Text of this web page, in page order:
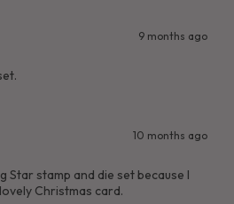
9 months ago
10 months ago
Star stamp and die set because I
Christmas card.